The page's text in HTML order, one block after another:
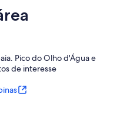
Pico do Olho d'Água e
de interesse